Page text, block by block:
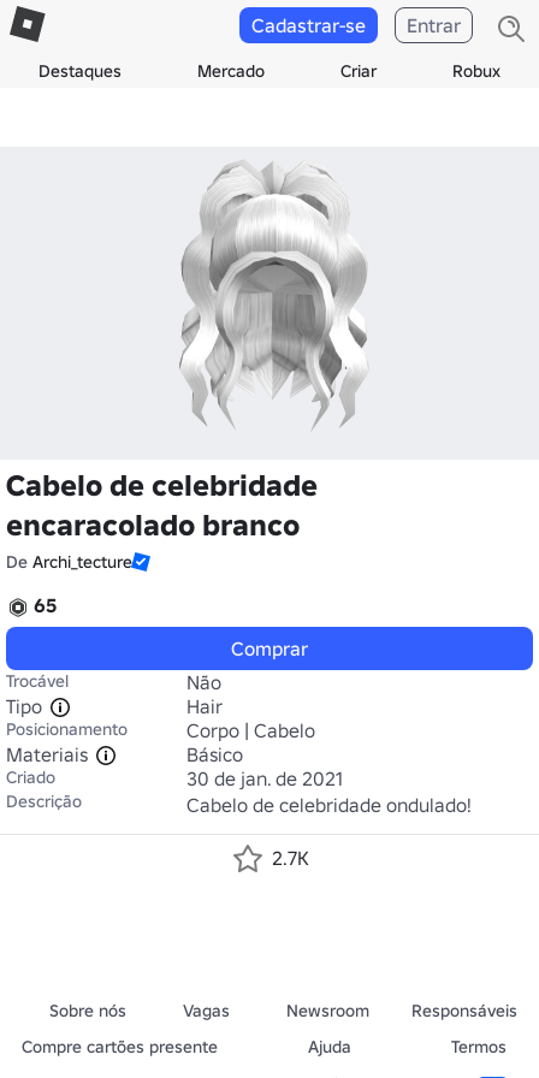
Destaques Mercado Criar Robux
Cadastrar-se Entrar
Cabelo de celebridade
encaracolado branco
De Archi_tecture
65
Comprar
Trocável
Não
Tipo
Hair
Posicionamento
Corpo | Cabelo
Materiais
Básico
Criado 30 de jan. de 2021
Descrição Cabelo de celebridade ondulado!
2.7K
Sobre nós Vagas Newsroom
Responsáveis
Compre cartões presente
Ajuda
Termos